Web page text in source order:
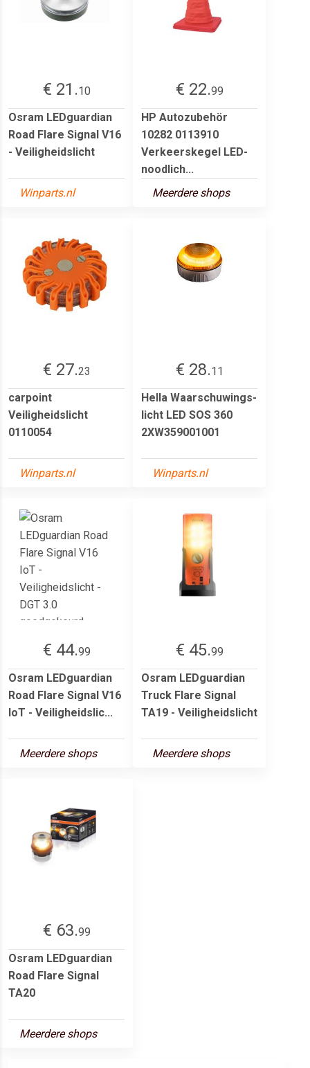
€ 21.10
Osram LEDguardian
Road Flare Signal V16
- Veiligheidslicht
Winparts.nl
€ 22.99
HP Autozubehör
10282 0113910
Verkeerskegel LED-
noodlich...
Meerdere shops
€ 27.23
carpoint
Veiligheidslicht
0110054
Winparts.nl
€ 28.11
Hella Waarschuwings-
licht LED SOS 360
2XW359001001
Winparts.nl
€ 44.99
Osram LEDguardian
Road Flare Signal V16
IoT - Veiligheidslic...
Meerdere shops
€ 45.99
Osram LEDguardian
Truck Flare Signal
TA19 - Veiligheidslicht
Meerdere shops
€ 63.99
Osram LEDguardian
Road Flare Signal
TA20
Meerdere shops